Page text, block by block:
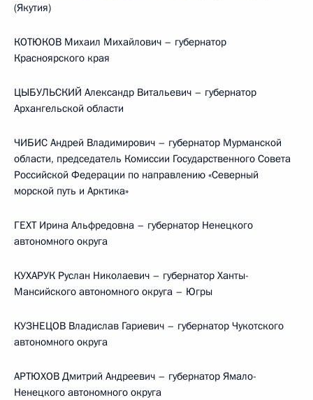
(Якутия)
КОТЮКОВ Михаил Михайлович – губернатор
Красноярского края
ЦЫБУЛЬСКИЙ Александр Витальевич – губернатор
Архангельской области
ЧИБИС Андрей Владимирович – губернатор Мурманской
области, председатель Комиссии Государственного Совета
Российской Федерации по направлению «Северный
морской путь и Арктика»
ГЕХТ Ирина Альфредовна – губернатор Ненецкого
автономного округа
КУХАРУК Руслан Николаевич – губернатор Ханты-
Мансийского автономного округа – Югры
КУЗНЕЦОВ Владислав Гариевич – губернатор Чукотского
автономного округа
АРТЮХОВ Дмитрий Андреевич – губернатор Ямало-
Ненецкого автономного округа